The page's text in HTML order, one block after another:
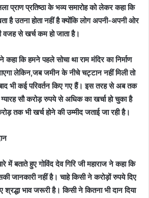
प्राण प्रतिष्ठा के भव्य समारोह को लेकर कहा कि
है उतना होता नहीं है क्योंकि लोग अपनी-अपनी ओर
से खर्च कम हो जाता है।
कहा कि हमने पहले सोचा था राम मंदिर का निर्माण
लेकिन,जब जमीन के नीचे चट्टान नहीं मिली तो
भी कई परिवर्तन किए गए हैं। इस तरह से अब तक
ग्यारह सौ करोड़ रुपये से अधिक का खर्चा हो चुका है
तक भी खर्च होने की उम्मीद जताई जा रही है।
में बताते हुए गोविंद देव गिरि जी महाराज ने कहा कि
जानकारी नहीं है। चाहे किसी ने करोड़ों रुपये दिए
श्रद्धा भाव जरूरी है। किसी ने कितना भी दान दिया